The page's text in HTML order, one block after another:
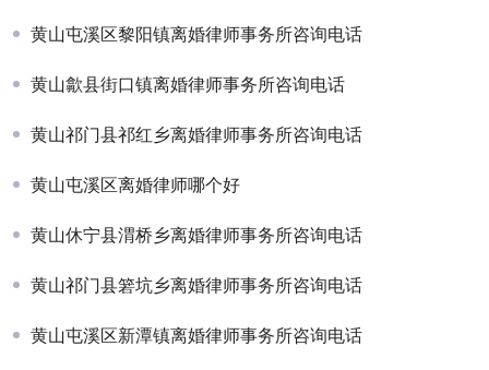
黄山屯溪区黎阳镇离婚律师事务所咨询电话
黄山歙县街口镇离婚律师事务所咨询电话
黄山祁门县祁红乡离婚律师事务所咨询电话
黄山屯溪区离婚律师哪个好
黄山休宁县渭桥乡离婚律师事务所咨询电话
黄山祁门县箬坑乡离婚律师事务所咨询电话
黄山屯溪区新潭镇离婚律师事务所咨询电话